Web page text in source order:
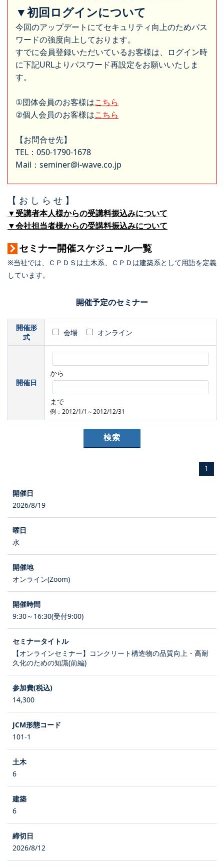
▼初回ログインについて
今回のアップデートにてセキュリティ向上のためパス
ワードの強度向上しております。
すでに会員登録いただいているお客様は、ログイン時
に下記URLよりパスワード再設定をお願いいたしま
す。
①団体会員のお客様はこちら
②個人会員のお客様はこちら
【お問合せ先】
TEL：050-1790-1678
Mail：seminer@i-wave.co.jp
【 お し ら せ 】
▼受講者本人様からの受講料振込みについて
▼会社担当者様からの受講料振込みについて
セミナー開催スケジュール一覧
※当社では、ＣＰＤＳは土木系、ＣＰＤは建築系として用語を定義
しています。
開催予定のセミナー
開催形
式
会場 オンライン
開催日
から
まで
例：2012/1/1～2012/12/31
1
2026/8/19
水
オンライン(Zoom)
9:30～16:30(受付9:00)
【オンラインセミナー】コンクリート構造物の品質向上・高耐
久化のための知識(前編)
14,300
101-1
6
6
2026/8/12